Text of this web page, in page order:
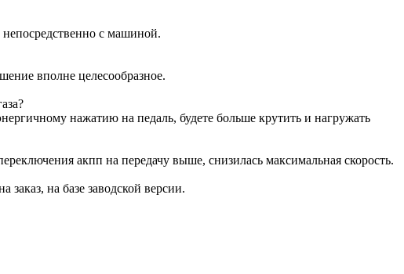
с машиной.
вполне целесообразное.
нажатию на педаль, будете больше крутить и нагружать
акпп на передачу выше, снизилась максимальная скорость.
заказ, на базе заводской версии.